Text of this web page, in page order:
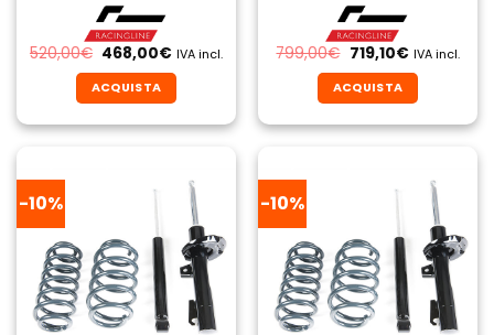
520,00€ Il
prezzo
originale
era:
520,00€.
468,00€Il
attuale
è:
468,00€.
IVA incl.
ACQUISTA
799,00€ Il
prezzo
originale
era:
799,00€.
719,10€Il
attuale
è:
719,10€.
IVA incl.
ACQUISTA
-10% -10%